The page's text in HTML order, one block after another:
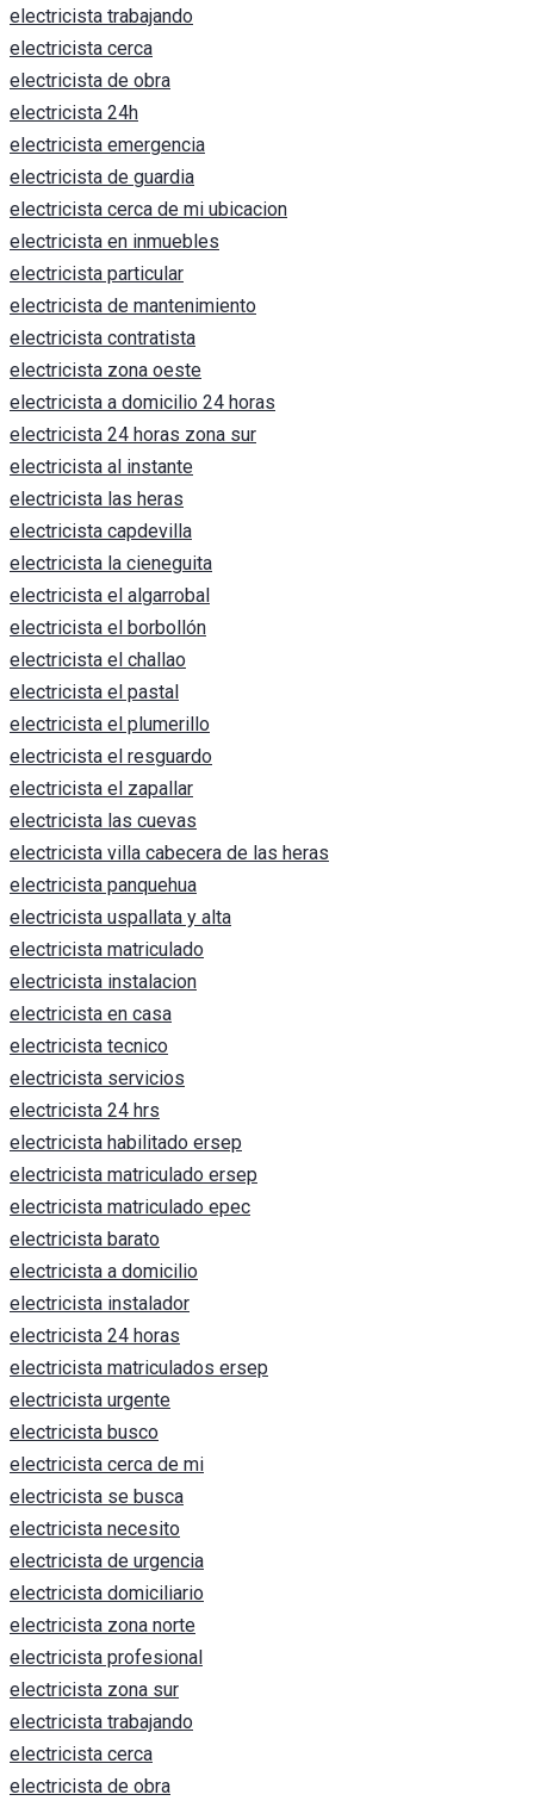
electricista trabajando
electricista cerca
electricista de obra
electricista 24h
electricista emergencia
electricista de guardia
electricista cerca de mi ubicacion
electricista en inmuebles
electricista particular
electricista de mantenimiento
electricista contratista
electricista zona oeste
electricista a domicilio 24 horas
electricista 24 horas zona sur
electricista al instante
electricista las heras
electricista capdevilla
electricista la cieneguita
electricista el algarrobal
electricista el borbollón
electricista el challao
electricista el pastal
electricista el plumerillo
electricista el resguardo
electricista el zapallar
electricista las cuevas
electricista villa cabecera de las heras
electricista panquehua
electricista uspallata y alta
electricista matriculado
electricista instalacion
electricista en casa
electricista tecnico
electricista servicios
electricista 24 hrs
electricista habilitado ersep
electricista matriculado ersep
electricista matriculado epec
electricista barato
electricista a domicilio
electricista instalador
electricista 24 horas
electricista matriculados ersep
electricista urgente
electricista busco
electricista cerca de mi
electricista se busca
electricista necesito
electricista de urgencia
electricista domiciliario
electricista zona norte
electricista profesional
electricista zona sur
electricista trabajando
electricista cerca
electricista de obra